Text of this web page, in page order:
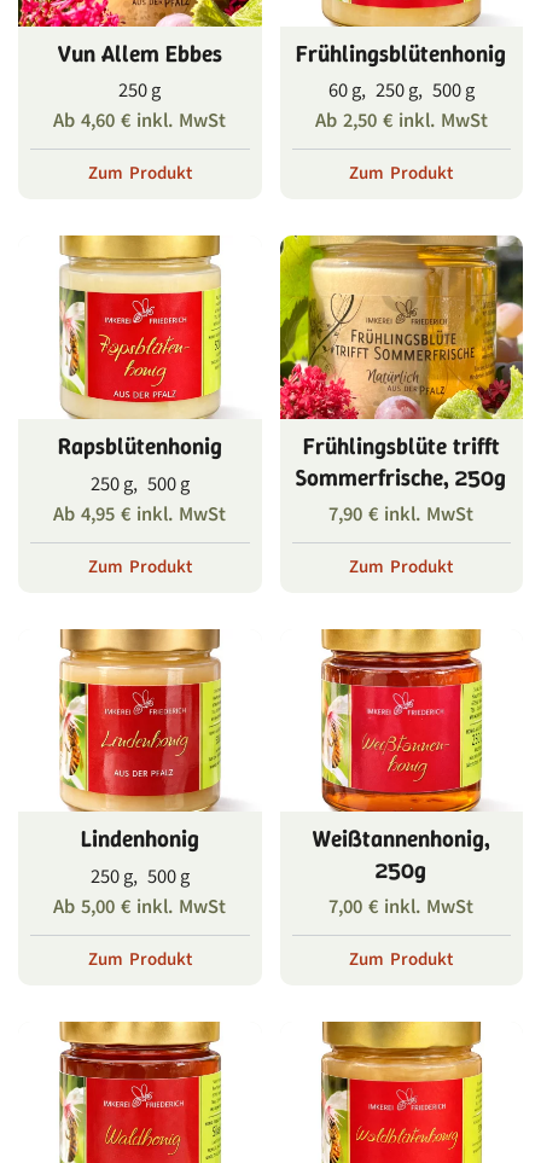
Vun Allem Ebbes
250 g
Ab4,60€ inkl. MwSt
Zum Produkt
Frühlingsblütenhonig
60 g, 250 g, 500 g
Ab 2,50 €inkl. MwSt
Zum Produkt
Rapsblütenhonig
250 g, 500 g
Ab4,95€ inkl. MwSt
Zum Produkt
Frühlingsblüte trifft
Sommerfrische, 250g
7,90€ inkl. MwSt
Zum Produkt
Lindenhonig
250 g, 500 g
Ab5,00€ inkl. MwSt
Zum Produkt
Weißtannenhonig,
250g
7,00€ inkl. MwSt
Zum Produkt